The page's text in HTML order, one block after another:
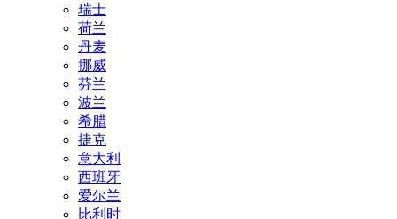
瑞士
荷兰
丹麦
挪威
芬兰
波兰
希腊
捷克
意大利
西班牙
爱尔兰
比利时